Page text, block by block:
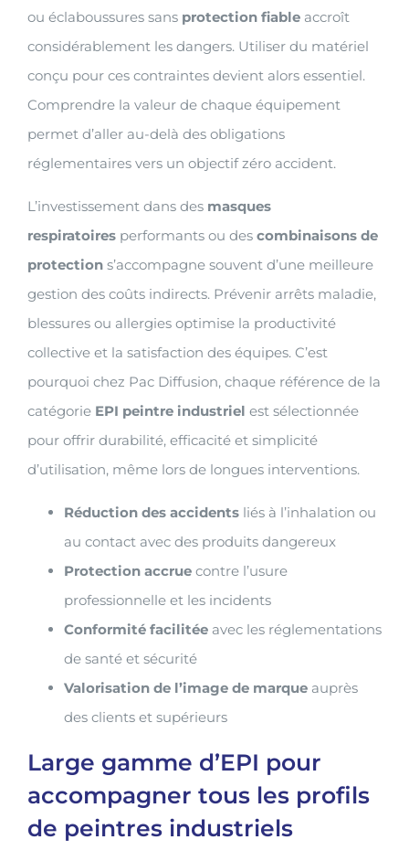
ou éclaboussures sans protection fiable accroît
considérablement les dangers. Utiliser du matériel
conçu pour ces contraintes devient alors essentiel.
Comprendre la valeur de chaque équipement
permet d’aller au-delà des obligations
réglementaires vers un objectif zéro accident.
L’investissement dans des masques
respiratoires performants ou des combinaisons de
protection s’accompagne souvent d’une meilleure
gestion des coûts indirects. Prévenir arrêts maladie,
blessures ou allergies optimise la productivité
collective et la satisfaction des équipes. C’est
pourquoi chez Pac Diffusion, chaque référence de la
catégorie EPI peintre industriel est sélectionnée
pour offrir durabilité, efficacité et simplicité
d’utilisation, même lors de longues interventions.
Réduction des accidents liés à l’inhalation ou
au contact avec des produits dangereux
Protection accrue contre l’usure
professionnelle et les incidents
Conformité facilitée avec les réglementations
de santé et sécurité
Valorisation de l’image de marque auprès
des clients et supérieurs
Large gamme d’EPI pour
accompagner tous les profils
de peintres industriels